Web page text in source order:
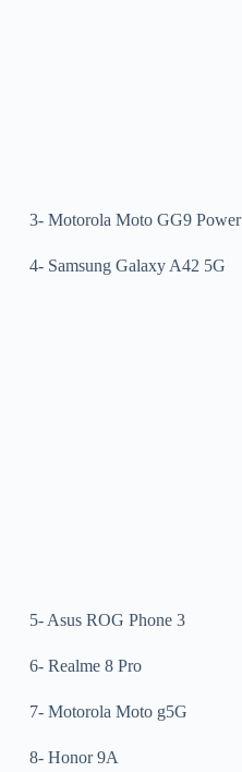
3- Motorola Moto GG9 Power
4- Samsung Galaxy A42 5G
5- Asus ROG Phone 3
6- Realme 8 Pro
7- Motorola Moto g5G
8- Honor 9A